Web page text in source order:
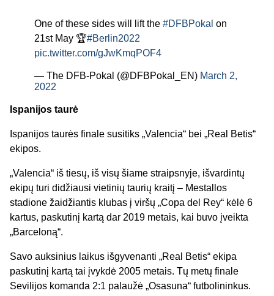
One of these sides will lift the #DFBPokal on
21st May 🏆#Berlin2022
pic.twitter.com/gJwKmqPOF4
— The DFB-Pokal (@DFBPokal_EN) March 2,
2022
Ispanijos taurė
Ispanijos taurės finale susitiks „Valencia“ bei „Real Betis“
ekipos.
„Valencia“ iš tiesų, iš visų šiame straipsnyje, išvardintų
ekipų turi didžiausi vietinių taurių kraitį – Mestallos
stadione žaidžiantis klubas į viršų „Copa del Rey“ kėlė 6
kartus, paskutinį kartą dar 2019 metais, kai buvo įveikta
„Barceloną“.
Savo auksinius laikus išgyvenanti „Real Betis“ ekipa
paskutinį kartą tai įvykdė 2005 metais. Tų metų finale
Sevilijos komanda 2:1 palaužė „Osasuna“ futbolininkus.